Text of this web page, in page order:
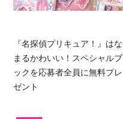
『名探偵プリキュア！』はな
まるかわいい！スペシャルブ
ックを応募者全員に無料プレ
ゼント